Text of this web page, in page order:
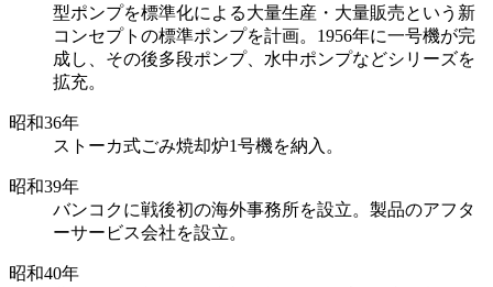
型ポンプを標準化による大量生産・大量販売という新
コンセプトの標準ポンプを計画。1956年に一号機が完
成し、その後多段ポンプ、水中ポンプなどシリーズを
拡充。
昭和36年
ストーカ式ごみ焼却炉1号機を納入。
昭和39年
バンコクに戦後初の海外事務所を設立。製品のアフタ
ーサービス会社を設立。
昭和40年